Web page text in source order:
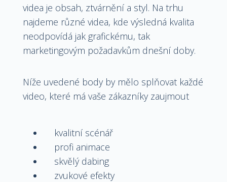
videa je obsah, ztvárnění a styl. Na trhu
najdeme různé videa, kde výsledná kvalita
neodpovídá jak grafickému, tak
marketingovým požadavkům dnešní doby.
Níže uvedené body by mělo splňovat každé
video, které má vaše zákazníky zaujmout
kvalitní scénář
profi animace
skvělý dabing
zvukové efekty